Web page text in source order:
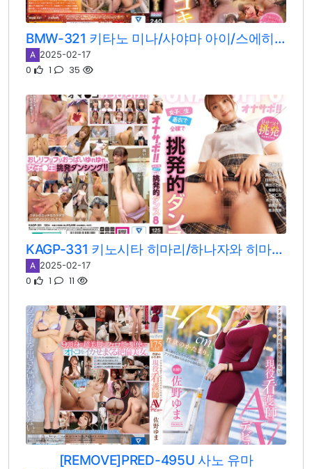
BMW-321 키타노 미나/사야마 아이/스에히로 쥰/모리사와 카나/이이오카 카나코/츠키노 루나/후지모리 리호/아사히나 나나세/카가리 마이/스메라기 유즈/카나타 코코노/테라다 코코노/쿠라모토 스미레/모리 히나코/마츠모토 이치카/나가세 유이/미즈카와 스미레/사츠키 메이/키미지마 미오/아라이 리마/쿠치카베 카나/사노 유마/하세가와 유나/JULIA/니이무라 아카리/사츠키 에나/키노시타 히마리/하나자와 히마리/츠보미/츠지이 호노카/후카다 에이미
A 2025-02-17
0 1 35
KAGP-331 키노시타 히마리/하나자와 히마리/사노 유마/카미시로 미오/마시로 미노리/유라 카나/모니카/히메노 란/미오카 사토미/히나타 히카게/메구미 사야카
A 2025-02-17
0 1 11
[REMOVE]PRED-495U 사노 유마